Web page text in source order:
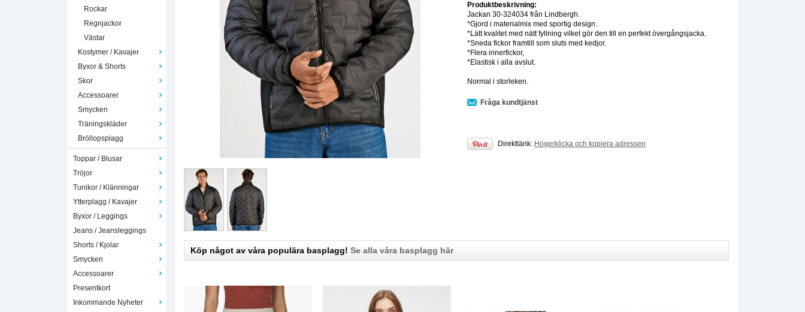
Rockar
Regnjackor
Västar
Kostymer / Kavajer
Byxor & Shorts
Skor
Accessoarer
Smycken
Träningskläder
Bröllopsplagg
Toppar / Blusar
Tröjor
Tunikor / Klänningar
Ytterplagg / Kavajer
Byxor / Leggings
Jeans / Jeansleggings
Shorts / Kjolar
Smycken
Accessoarer
Presentkort
Inkommande Nyheter
Produktbeskrivning:
Jackan 30-324034 från Lindbergh.
*Gjord i materialmix med sportig design.
*Lätt kvalitet med nätt fyllning vilket gör den till en perfekt övergångsjacka.
*Sneda fickor framtill som sluts med kedjor.
*Flera innerfickor,
*Elastisk i alla avslut.
Normal i storleken.
Fråga kundtjänst
Direktlänk: Högerklicka och kopiera adressen
Köp något av våra populära basplagg! Se alla våra basplagg här